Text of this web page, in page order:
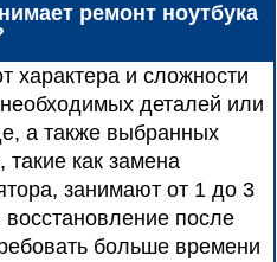
ремонт ноутбука
характера и сложности
деталей или
а также выбранных
такие как замена
занимают от 1 до 3
после
больше времени